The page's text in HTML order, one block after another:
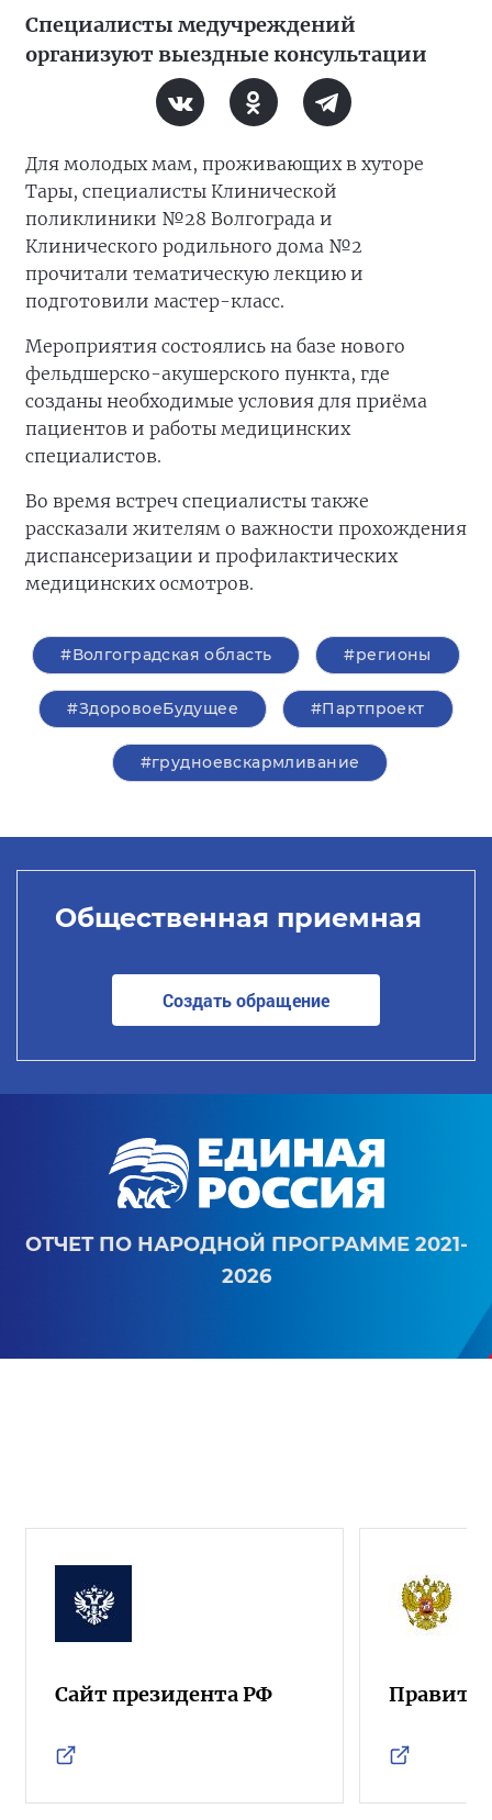
Специалисты медучреждений
организуют выездные консультации
Для молодых мам, проживающих в хуторе
Тары, специалисты Клинической
поликлиники №28 Волгограда и
Клинического родильного дома №2
прочитали тематическую лекцию и
подготовили мастер-класс.
Мероприятия состоялись на базе нового
фельдшерско-акушерского пункта, где
созданы необходимые условия для приёма
пациентов и работы медицинских
специалистов.
Во время встреч специалисты также
рассказали жителям о важности прохождения
диспансеризации и профилактических
медицинских осмотров.
#Волгоградская область #регионы
#ЗдоровоеБудущее #Партпроект
#грудноевскармливание
Общественная приемная
Создать обращение
ОТЧЕТ ПО НАРОДНОЙ ПРОГРАММЕ 2021-
2026
Сайт президента РФ